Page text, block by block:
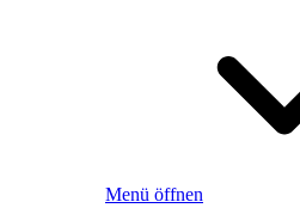
Menü öffnen